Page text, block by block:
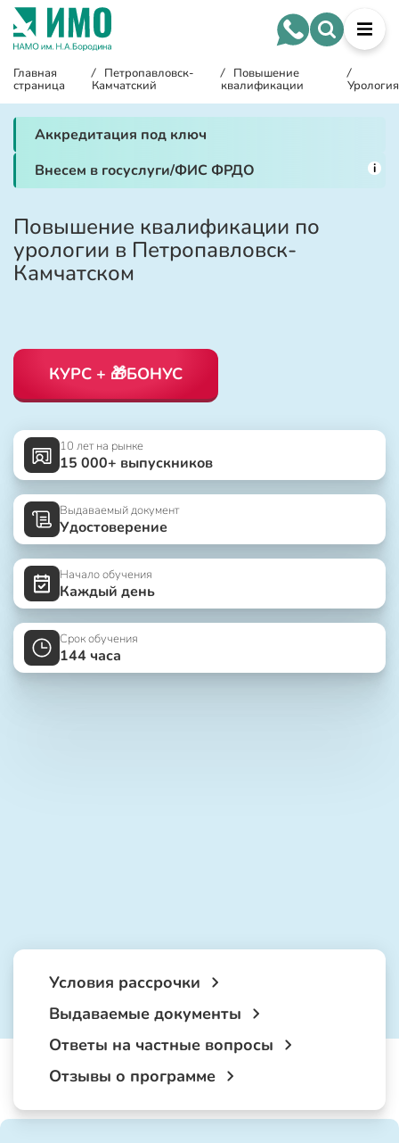
Главная
страница
/ Петропавловск-
Камчатский
/ Повышение
квалификации
/
Урология
Аккредитация под ключ
Внесем в госуслуги/ФИС ФРДО
i
Повышение квалификации по
урологии в Петропавловск-
Камчатском
КУРС + 🎁БОНУС
10 лет на рынке
15 000+ выпускников
Выдаваемый документ
Удостоверение
Начало обучения
Каждый день
Срок обучения
144 часа
Условия рассрочки
Выдаваемые документы
Ответы на частные вопросы
Отзывы о программе